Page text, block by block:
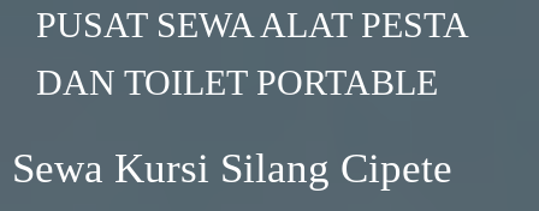
PUSAT SEWA ALAT PESTA
DAN TOILET PORTABLE
Sewa Kursi Silang Cipete